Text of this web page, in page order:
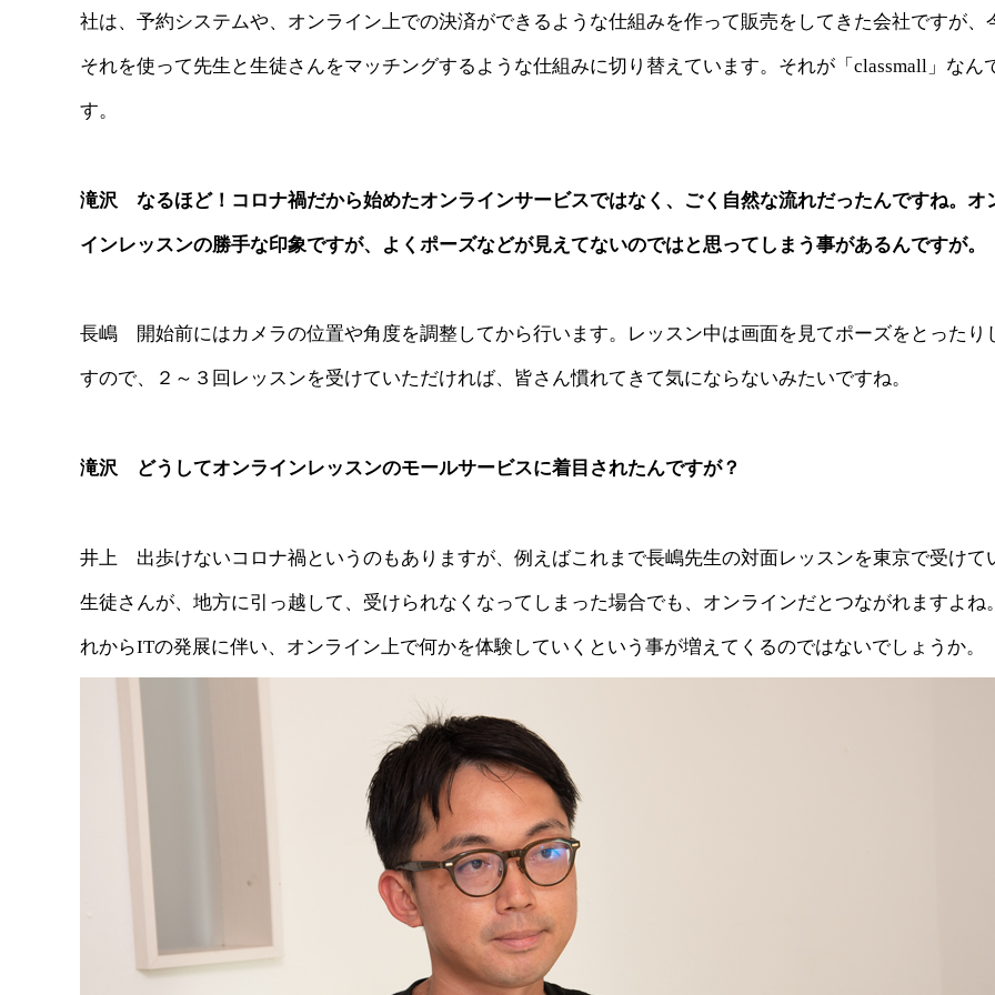
社は、予約システムや、オンライン上での決済ができるような仕組みを作って販売をしてきた会社ですが、
それを使って先生と生徒さんをマッチングするような仕組みに切り替えています。それが「classmall」なん
す。
滝沢 なるほど！コロナ禍だから始めたオンラインサービスではなく、ごく自然な流れだったんですね。オ
インレッスンの勝手な印象ですが、よくポーズなどが見えてないのではと思ってしまう事があるんですが。
長嶋 開始前にはカメラの位置や角度を調整してから行います。レッスン中は画面を見てポーズをとったり
すので、２～３回レッスンを受けていただければ、皆さん慣れてきて気にならないみたいですね。
滝沢 どうしてオンラインレッスンのモールサービスに着目されたんですが？
井上 出歩けないコロナ禍というのもありますが、例えばこれまで長嶋先生の対面レッスンを東京で受けて
生徒さんが、地方に引っ越して、受けられなくなってしまった場合でも、オンラインだとつながれますよね
れからITの発展に伴い、オンライン上で何かを体験していくという事が増えてくるのではないでしょうか。